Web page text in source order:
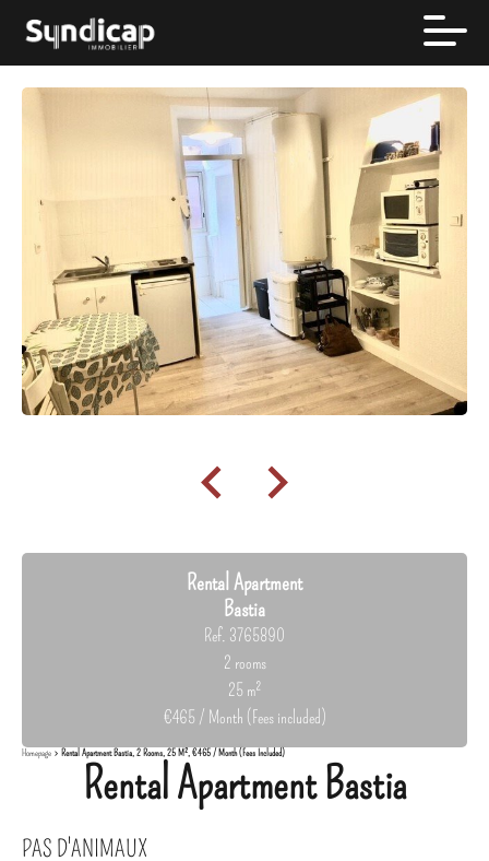
Rental Apartment
Bastia
Ref. 3765890
2 rooms
25 m²
€465 / Month (Fees included)
Homepage Rental Apartment Bastia, 2 Rooms, 25 M², €465 / Month (Fees Included)
Rental Apartment Bastia
PAS D'ANIMAUX